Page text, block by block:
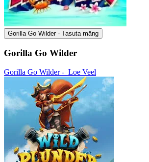
Gorilla Go Wilder - Tasuta mäng
Gorilla Go Wilder
Gorilla Go Wilder - Loe Veel